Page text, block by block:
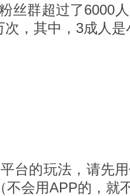
丝群超过了6000
次，其中，3成人
的玩法，请先用
不会用APP的，就